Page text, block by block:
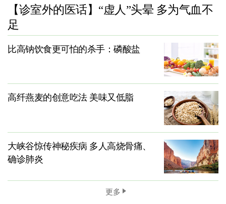
【诊室外的医话】“虚人”头晕 多为气血不
足
比高钠饮食更可怕的杀手：磷酸盐
高纤燕麦的创意吃法 美味又低脂
大峡谷惊传神秘疾病 多人高烧骨痛、
确诊肺炎
更多